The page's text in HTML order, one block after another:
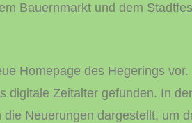
Bauernmarkt und dem
Homepage des Hegerings vor.
digitale Zeitalter gefunden. In
Neuerungen dargestellt, um